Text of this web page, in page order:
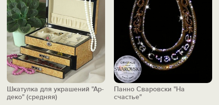
Шкатулка для украшений "Ар-
деко" (средняя)
Панно Сваровски "На
счастье"